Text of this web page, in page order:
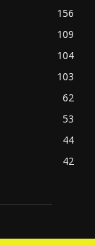
156
109
104
103
62
53
44
42